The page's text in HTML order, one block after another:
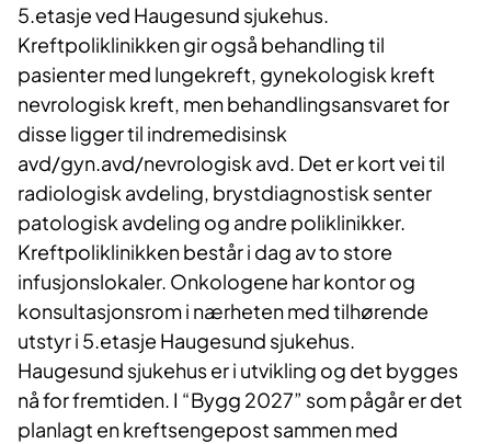
5.etasje ved Haugesund sjukehus.
Kreftpoliklinikken gir også behandling til
pasienter med lungekreft, gynekologisk kreft
nevrologisk kreft, men behandlingsansvaret for
disse ligger til indremedisinsk
avd/gyn.avd/nevrologisk avd. Det er kort vei til
radiologisk avdeling, brystdiagnostisk senter
patologisk avdeling og andre poliklinikker.
Kreftpoliklinikken består i dag av to store
infusjonslokaler. Onkologene har kontor og
konsultasjonsrom i nærheten med tilhørende
utstyr i 5.etasje Haugesund sjukehus.
Haugesund sjukehus er i utvikling og det bygges
nå for fremtiden. I “Bygg 2027” som pågår er det
planlagt en kreftsengepost sammen med